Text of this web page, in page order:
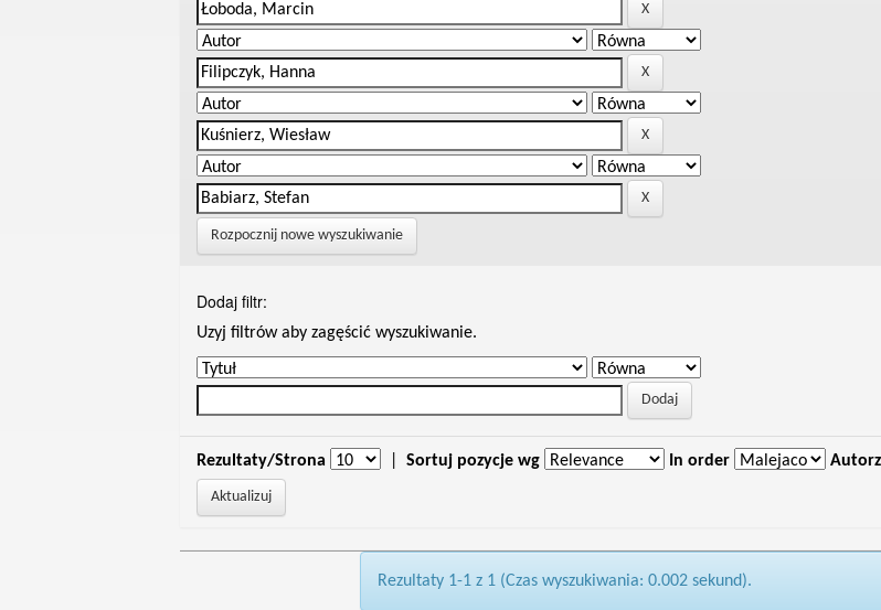
Rozpocznij nowe wyszukiwanie
Dodaj filtr:
Uzyj filtrów aby zagęścić wyszukiwanie.
Rezultaty/Strona Sortuj pozycje wg In order
Rezultaty 1-1 z 1 (Czas wyszukiwania: 0.002 sekund).